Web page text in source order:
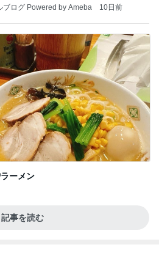
ブログ Powered by Ameba 10日前
ーメン
記事を読む